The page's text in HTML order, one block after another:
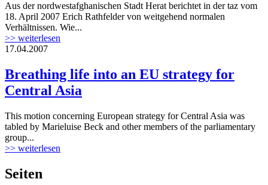
Aus der nordwestafghanischen Stadt Herat berichtet in der taz vom
18. April 2007 Erich Rathfelder von weitgehend normalen
Verhältnissen. Wie...
>> weiterlesen
17.04.2007
Breathing life into an EU strategy for
Central Asia
This motion concerning European strategy for Central Asia was
tabled by Marieluise Beck and other members of the parliamentary
group...
>> weiterlesen
Seiten